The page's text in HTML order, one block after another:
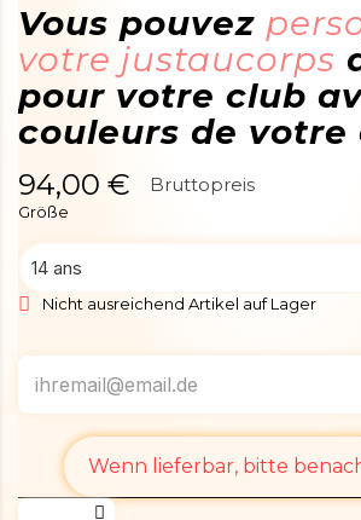
Vous pouvez
votre justaucorps
pour votre club
couleurs de votre
94,00 € Bruttopreis
Größe
Nicht ausreichend Artikel auf Lager
Wenn lieferbar, bitte